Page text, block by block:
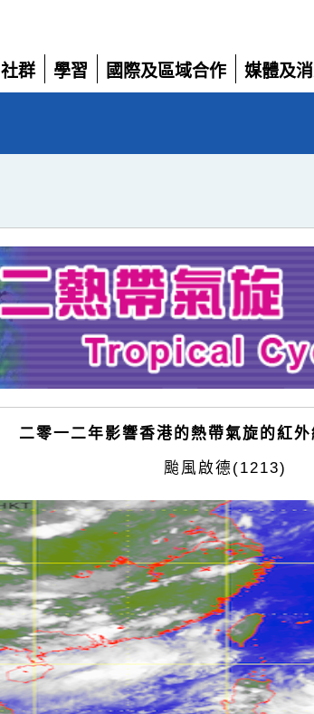
社群
展
學習
展
國際及區域合作
展
媒體及
展
二零一二年影響香港的熱帶氣旋的紅
颱風啟德(1213)